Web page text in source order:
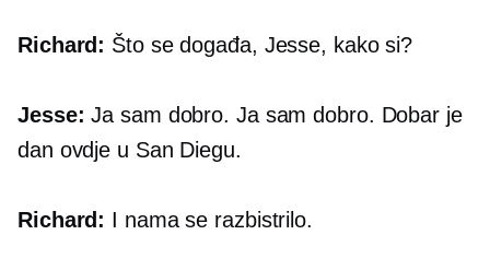
Richard: Što se događa, Jesse, kako si?
Jesse: Ja sam dobro. Ja sam dobro. Dobar je
dan ovdje u San Diegu.
Richard: I nama se razbistrilo.